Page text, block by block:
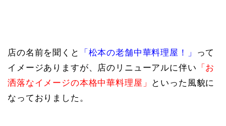
店の名前を聞くと 「松本の老舗中華料理屋！」
って
イメージありますが、店のリニューアルに伴い 「お
洒落なイメージの本格中華料理屋」
といった風貌に
なっておりました。